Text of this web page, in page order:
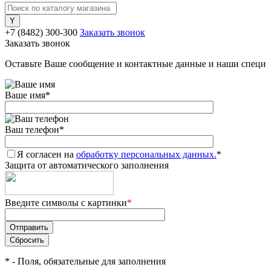
+7 (8482) 300-300 Заказать звонок
Заказать звонок
Оставьте Ваше сообщение и контактные данные и наши
Ваше имя*
Ваш телефон*
Я согласен на обработку персональных данных.*
Защита от автоматического заполнения
Введите символы с картинки*
* - Поля, обязательные для заполнения